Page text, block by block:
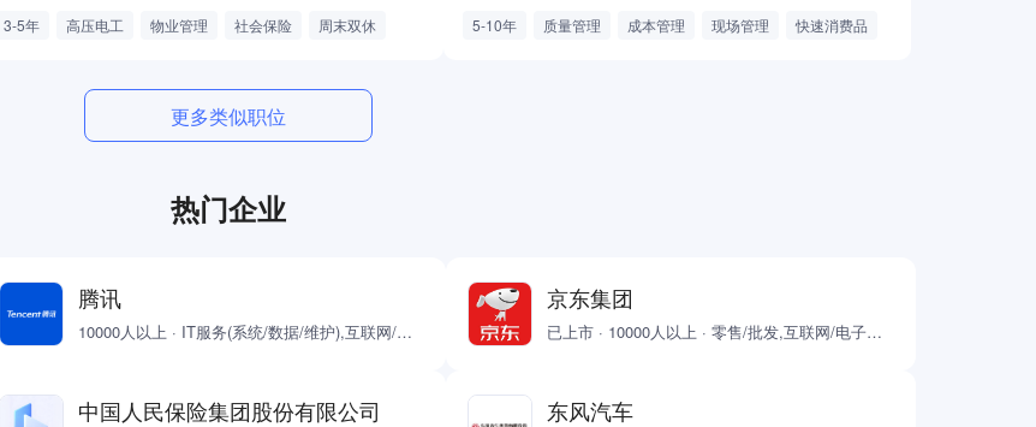
3-5年 高压电工 物业管理 社会保险
周末双休
5-10年 质量管理 成本管理 现场管理
快速消费品
更多类似职位
热门企业
腾讯
10000人以上 · IT服务(系统/数据/维护),互联网/电子商务,网络游戏
京东集团
已上市 · 10000人以上 · 零售/批发,互联网/电子商务
中国人民保险集团股份有限公司 东风汽车